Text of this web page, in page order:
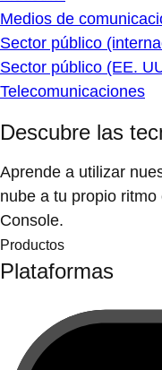
Medios de
Sector público
Sector público (EE.
Telecomunicaciones
Descubre las
Aprende a utilizar
nube a tu propio
Console.
Productos
Plataformas